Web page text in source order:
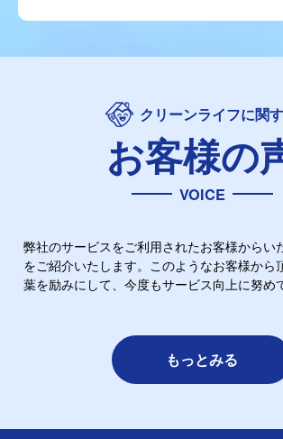
クリーンライフに関
お客様の
VOICE
弊社のサービスをご利用されたお客様からい
をご紹介いたします。このようなお客様から
葉を励みにして、今度もサービス向上に努め
もっとみる